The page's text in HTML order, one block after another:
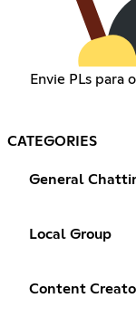
Envie PLs para
CATEGORIES
General
Local Group
Content